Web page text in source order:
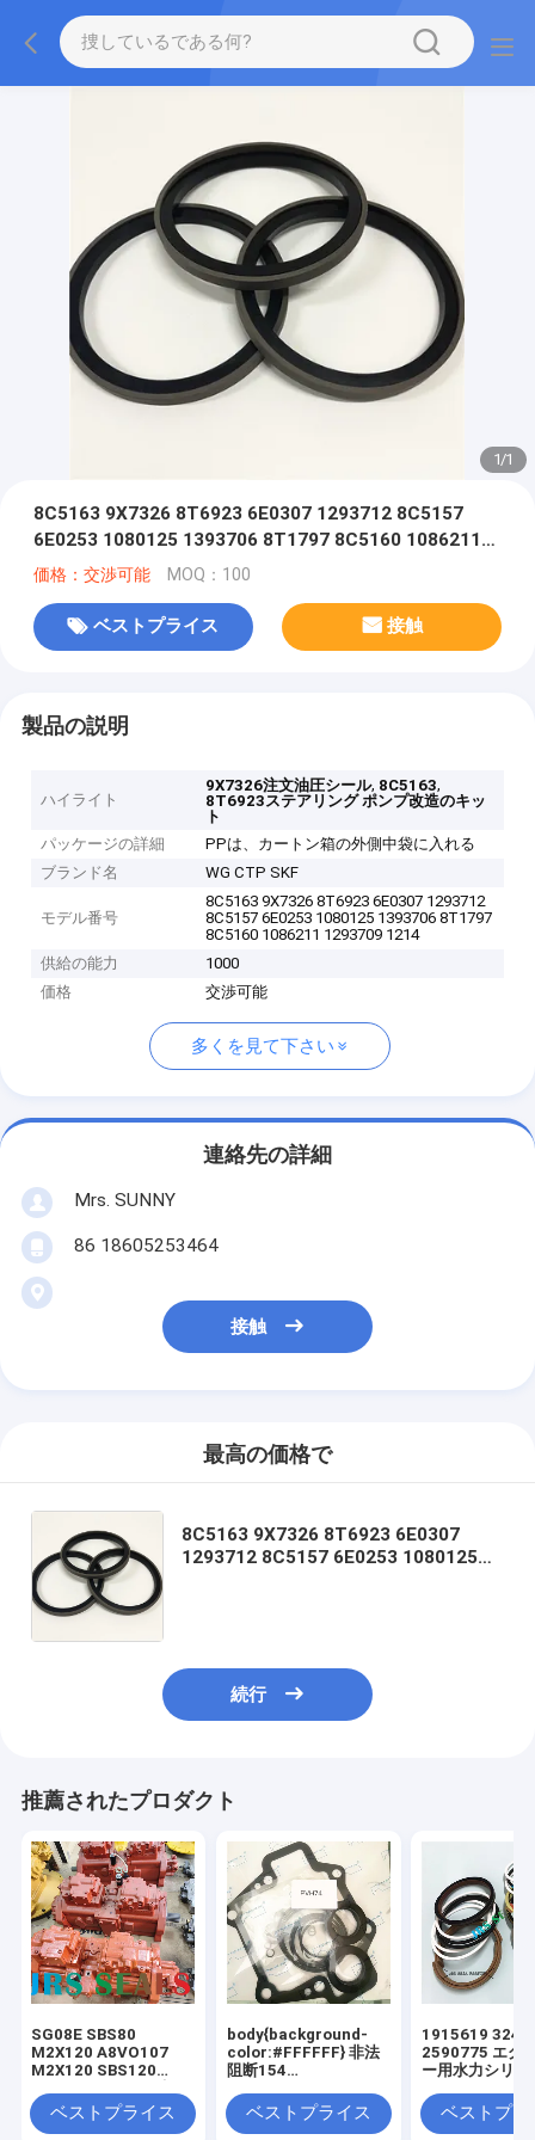
1/1
8C5163 9X7326 8T6923 6E0307 1293712 8C5157
6E0253 1080125 1393706 8T1797 8C5160 1086211
1293709 1214185 1301857 0996998
価格：交渉可能 MOQ：100
ベストプライス 接触
製品の説明
ハイライト
9X7326注文油圧シール, 8C5163,
8T6923ステアリング ポンプ改造のキッ
ト
パッケージの詳細
PPは、カートン箱の外側中袋に入れる
ブランド名
WG CTP SKF
モデル番号
8C5163 9X7326 8T6923 6E0307 1293712
8C5157 6E0253 1080125 1393706 8T1797
8C5160 1086211 1293709 1214
供給の能力
1000
価格
交渉可能
多くを見て下さい
連絡先の詳細
Mrs. SUNNY
86 18605253464
接触
最高の価格で
8C5163 9X7326 8T6923 6E0307
1293712 8C5157 6E0253 1080125
続行
推薦されたプロダクト
SG08E SBS80
M2X120 A8VO107
M2X120 SBS120
ポンプ
ベストプライス
body{background-
color:#FFFFFF} 非法
阻断154
function () {
ベストプライス
1915619
2590775 エグ
ー用水力シリン
ベストプラ